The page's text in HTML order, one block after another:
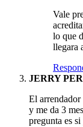
Vale
lo que
llegara
JERRY
El arrendador
y me da 3
pregunta es